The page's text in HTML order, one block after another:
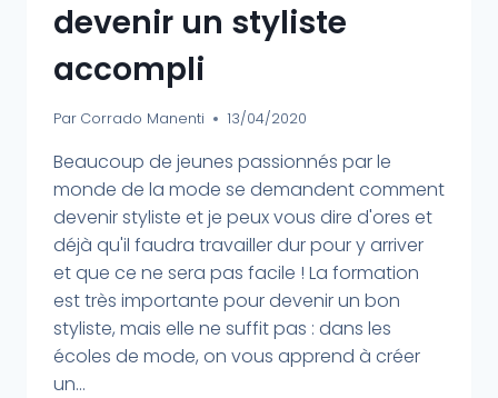
devenir un styliste
accompli
Par Corrado Manenti 13/04/2020
Beaucoup de jeunes passionnés par le
monde de la mode se demandent comment
devenir styliste et je peux vous dire d'ores et
déjà qu'il faudra travailler dur pour y arriver
et que ce ne sera pas facile ! La formation
est très importante pour devenir un bon
styliste, mais elle ne suffit pas : dans les
écoles de mode, on vous apprend à créer
un...